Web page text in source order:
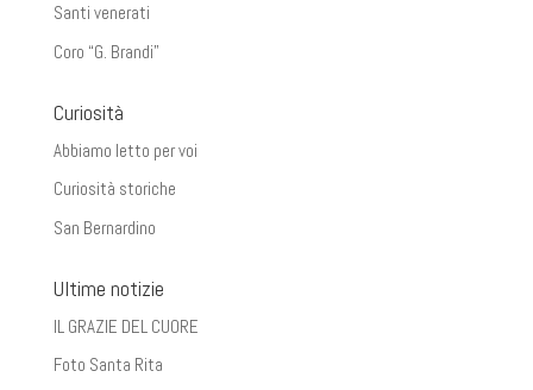
Santi venerati
Coro “G. Brandi”
Curiosità
Abbiamo letto per voi
Curiosità storiche
San Bernardino
Ultime notizie
IL GRAZIE DEL CUORE
Foto Santa Rita